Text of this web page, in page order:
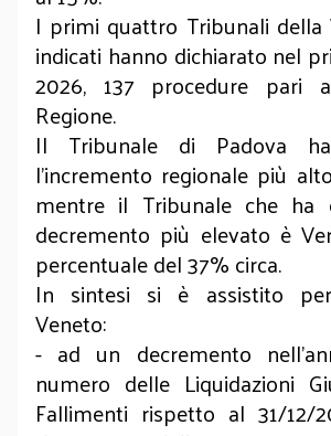
I primi quattro Tribunali della
indicati hanno dichiarato nel
2026, 137 procedure pari
Regione.
Il Tribunale di Padova
l’incremento regionale più
mentre il Tribunale che ha
decremento più elevato è
percentuale del 37% circa.
In sintesi si è assistito
Veneto:
- ad un decremento
numero delle Liquidazioni
Fallimenti rispetto al 31/12/